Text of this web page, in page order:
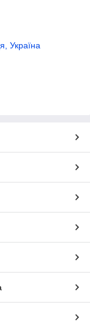
Україна